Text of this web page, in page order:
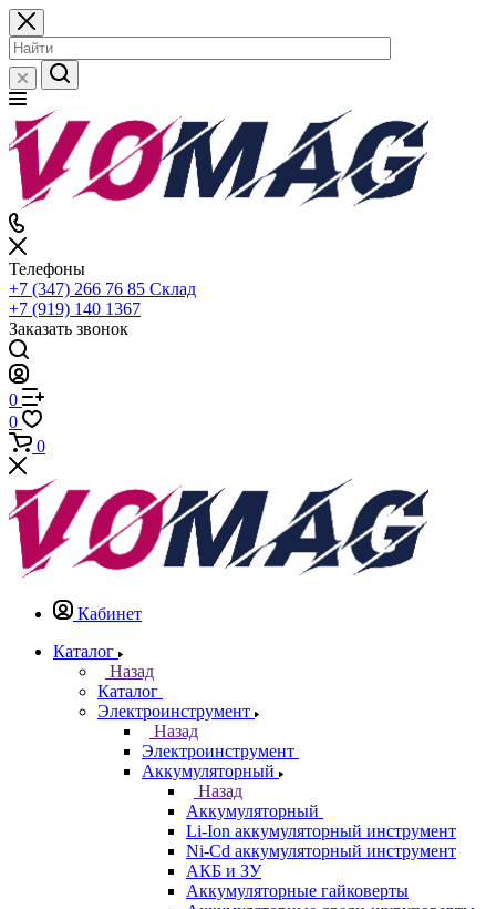
Телефоны
+7 (347) 266 76 85 Склад
+7 (919) 140 1367
Заказать звонок
0
0
0
Кабинет
Каталог
Назад
Каталог
Электроинструмент
Назад
Электроинструмент
Аккумуляторный
Назад
Аккумуляторный
Li-Ion аккумуляторный инструмент
Ni-Cd аккумуляторный инструмент
АКБ и ЗУ
Аккумуляторные гайковерты